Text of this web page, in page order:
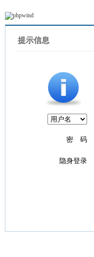
提示信息
密 码
隐身登录